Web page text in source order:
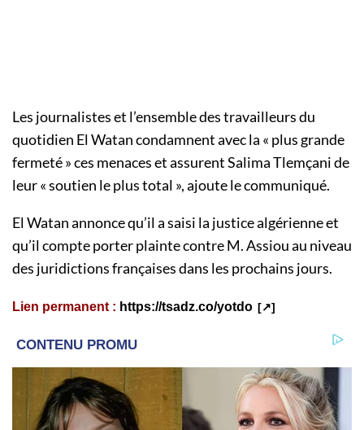
Les journalistes et l’ensemble des travailleurs du
quotidien El Watan condamnent avec la « plus grande
fermeté » ces menaces et assurent Salima Tlemçani de
leur « soutien le plus total », ajoute le communiqué.
El Watan annonce qu’il a saisi la justice algérienne et
qu’il compte porter plainte contre M. Assiou au niveau
des juridictions françaises dans les prochains jours.
Lien permanent : https://tsadz.co/yotdo